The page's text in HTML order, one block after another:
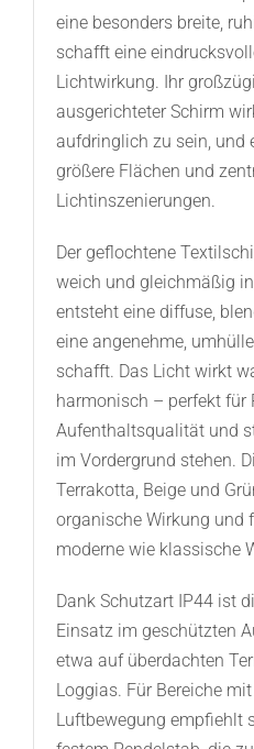
eine besonders breite,
schafft eine
Lichtwirkung. Ihr
ausgerichteter Schirm
aufdringlich zu sein, und
größere Flächen und
Lichtinszenierungen.
Der geflochtene
weich und gleichmäßig
entsteht eine diffuse,
eine angenehme,
schafft. Das Licht wirkt
harmonisch – perfekt für
Aufenthaltsqualität und
im Vordergrund stehen.
Terrakotta, Beige und
organische Wirkung und
moderne wie klassische
Dank Schutzart IP44 ist
Einsatz im geschützten
etwa auf überdachten
Loggias. Für Bereiche
Luftbewegung empfiehlt